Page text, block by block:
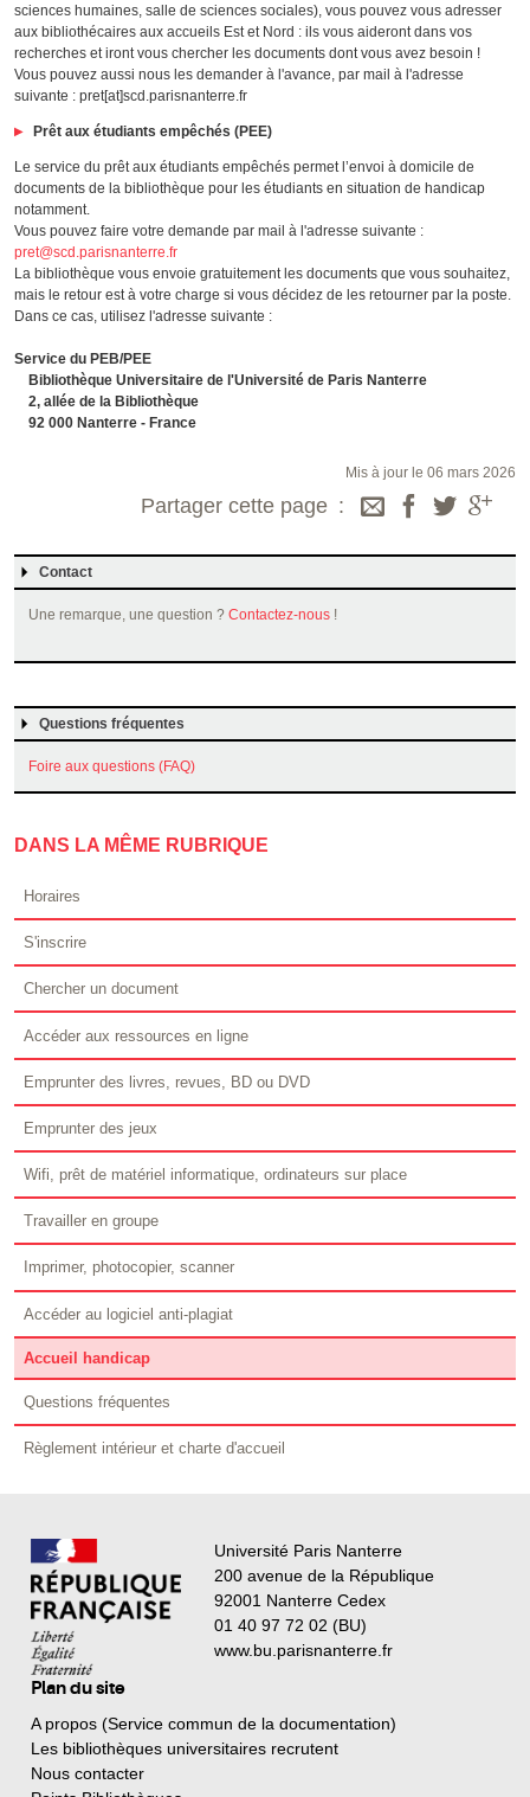
sciences humaines, salle de sciences sociales), vous pouvez vous adresser
aux bibliothécaires aux accueils Est et Nord : ils vous aideront dans vos
recherches et iront vous chercher les documents dont vous avez besoin !
Vous pouvez aussi nous les demander à l'avance, par mail à l'adresse
suivante : pret[at]scd.parisnanterre.fr
Prêt aux étudiants empêchés (PEE)
Le service du prêt aux étudiants empêchés permet l’envoi à domicile de
documents de la bibliothèque pour les étudiants en situation de handicap
notamment.
Vous pouvez faire votre demande par mail à l'adresse suivante :
pret@scd.parisnanterre.fr
La bibliothèque vous envoie gratuitement les documents que vous souhaitez,
mais le retour est à votre charge si vous décidez de les retourner par la poste.
Dans ce cas, utilisez l'adresse suivante :
Service du PEB/PEE
Bibliothèque Universitaire de l'Université de Paris Nanterre
2, allée de la Bibliothèque
92 000 Nanterre - France
Mis à jour le 06 mars 2026
Partager cette page
Contact
Une remarque, une question ? Contactez-nous !
Questions fréquentes
Foire aux questions (FAQ)
DANS LA MÊME RUBRIQUE
Horaires
S'inscrire
Chercher un document
Accéder aux ressources en ligne
Emprunter des livres, revues, BD ou DVD
Emprunter des jeux
Wifi, prêt de matériel informatique, ordinateurs sur place
Travailler en groupe
Imprimer, photocopier, scanner
Accéder au logiciel anti-plagiat
Accueil handicap
Questions fréquentes
Règlement intérieur et charte d'accueil
Université Paris Nanterre
200 avenue de la République
92001 Nanterre Cedex
01 40 97 72 02 (BU)
www.bu.parisnanterre.fr
Plan du site
A propos (Service commun de la documentation)
Les bibliothèques universitaires recrutent
Nous contacter